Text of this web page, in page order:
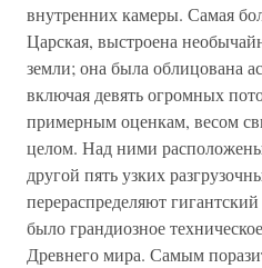
внутренних камеры. Самая
Царская, выстроена
земли; она была облицована
включая девять огромных
примерным оценкам, весом
целом. Над ними
другой пять узких
перераспределяют
было грандиозное
Древнего мира. Самым